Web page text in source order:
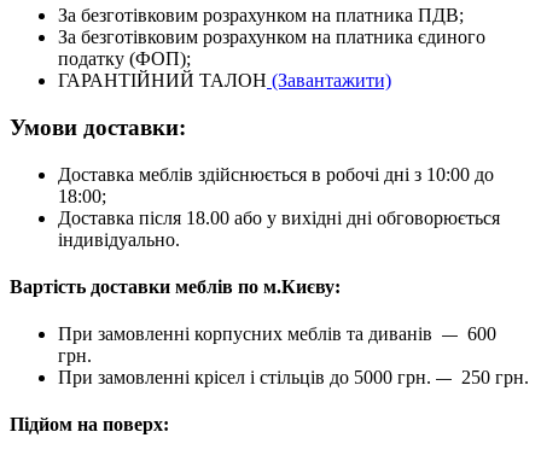
За безготівковим розрахунком на платника ПДВ;
За безготівковим розрахунком на платника єдиного
податку (ФОП);
ГАРАНТІЙНИЙ ТАЛОН (Завантажити)
Умови доставки:
Доставка меблів здійснюється в робочі дні з 10:00 до
18:00;
Доставка після 18.00 або у вихідні дні обговорюється
індивідуально.
Вартість доставки меблів по м.Києву:
При замовленні корпусних меблів та диванів — 600
грн.
При замовленні крісел і стільців до 5000 грн. — 250 грн.
Підйом на поверх: